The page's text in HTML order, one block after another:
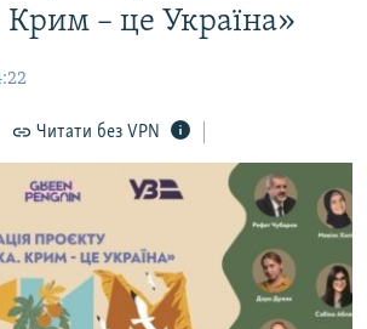
Крим – це Україна»
Читати без VPN